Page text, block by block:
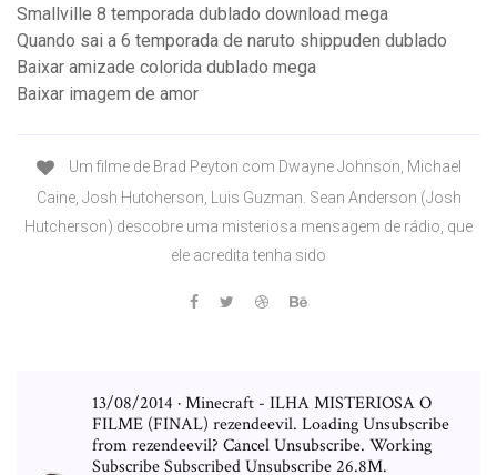
Smallville 8 temporada dublado download mega
Quando sai a 6 temporada de naruto shippuden dublado
Baixar amizade colorida dublado mega
Baixar imagem de amor
Um filme de Brad Peyton com Dwayne Johnson, Michael
Caine, Josh Hutcherson, Luis Guzman. Sean Anderson (Josh
Hutcherson) descobre uma misteriosa mensagem de rádio, que
ele acredita tenha sido
13/08/2014 · Minecraft - ILHA MISTERIOSA O
FILME (FINAL) rezendeevil. Loading Unsubscribe
from rezendeevil? Cancel Unsubscribe. Working
Subscribe Subscribed Unsubscribe 26.8M.